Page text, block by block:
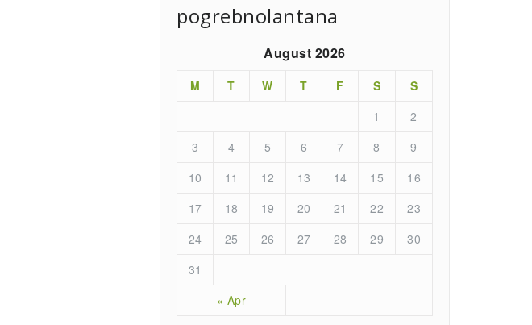
pogrebnolantana
August 2026
M T W T F S S
« Apr
1
2
3
4 5 6 7 8
9
10
11 12 13 14 15
16
17
18 19 20 21 22
23
24
25 26 27 28 29
30
31